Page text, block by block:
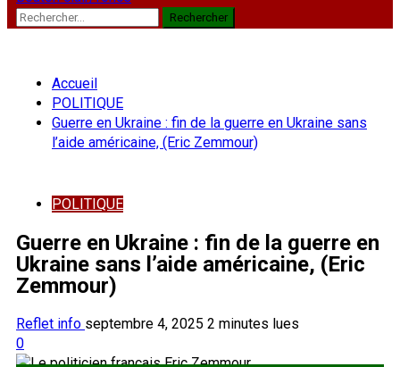
Rechercher :
Accueil
POLITIQUE
Guerre en Ukraine : fin de la guerre en Ukraine sans
l’aide américaine, (Eric Zemmour)
POLITIQUE
Guerre en Ukraine : fin de la guerre en
Ukraine sans l’aide américaine, (Eric
Zemmour)
Reflet info septembre 4, 2025 2 minutes lues
0